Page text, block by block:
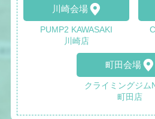
川崎会場
PUMP2 KAWASAKI
川崎店
町田会場
クライミングジム
町田店